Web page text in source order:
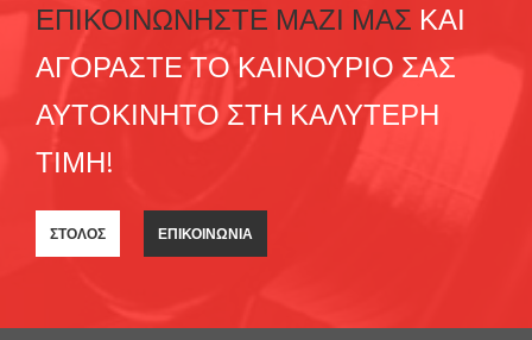
ΕΠΙΚΟΙΝΩΝΗΣΤΕ ΜΑΖΙ ΜΑΣ ΚΑΙ
ΑΓΟΡΑΣΤΕ ΤΟ ΚΑΙΝΟΥΡΙΟ ΣΑΣ
ΑΥΤΟΚΙΝΗΤΟ ΣΤΗ ΚΑΛΥΤΕΡΗ
ΤΙΜΗ!
ΣΤΟΛΟΣ ΕΠΙΚΟΙΝΩΝΙΑ